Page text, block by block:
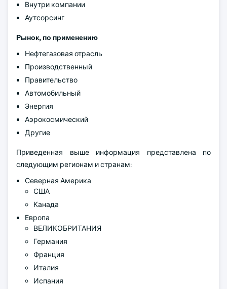
Внутри компании
Аутсорсинг
Рынок, по применению
Нефтегазовая отрасль
Производственный
Правительство
Автомобильный
Энергия
Аэрокосмический
Другие
Приведенная выше информация представлена по
следующим регионам и странам:
Северная Америка
США
Канада
Европа
ВЕЛИКОБРИТАНИЯ
Германия
Франция
Италия
Испания